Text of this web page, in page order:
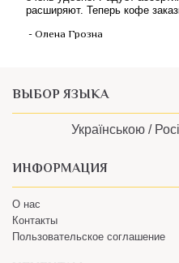
КЛИЕНТАМ